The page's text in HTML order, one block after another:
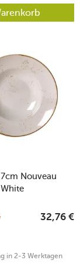
Nouveau
in 2-3 Werktagen
32,76 €